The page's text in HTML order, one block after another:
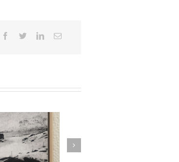
Le Murmure des Égarés /
Réseau Lux # 1 / Itinéraires